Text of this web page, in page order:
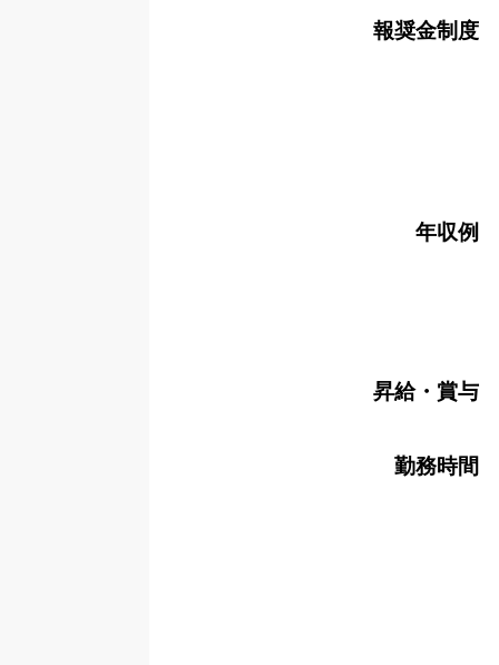
報奨金制度
年収例
昇給・賞与
勤務時間